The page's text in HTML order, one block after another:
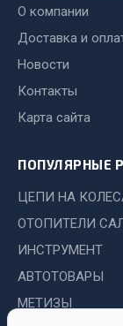
Vic
Автоторг
Всё для
Газосварка
Маски, краги
О компании
Доставка и
Новости
Контакты
Карта сайта
ПОПУЛЯРНЫЕ
ЦЕПИ НА
ОТОПИТЕЛИ
ИНСТРУМЕНТ
АВТОТОВАРЫ
МЕТИЗЫ